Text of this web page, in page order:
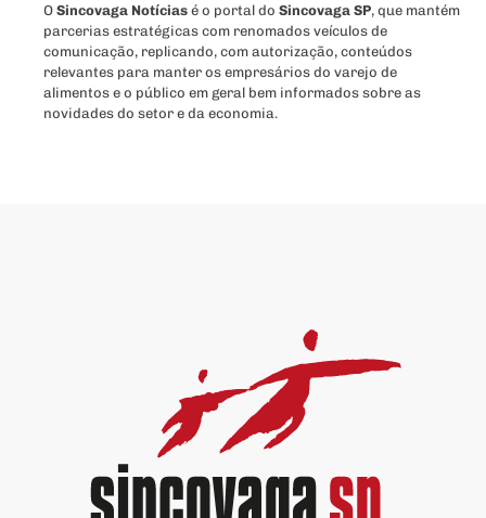
O Sincovaga Notícias é o portal do Sincovaga SP, que mantém
parcerias estratégicas com renomados veículos de
comunicação, replicando, com autorização, conteúdos
relevantes para manter os empresários do varejo de
alimentos e o público em geral bem informados sobre as
novidades do setor e da economia.